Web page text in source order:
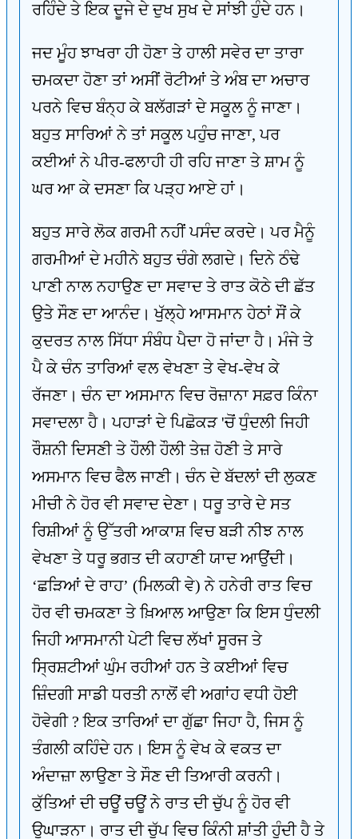
ਰਹਿੰਦੇ ਤੇ ਇਕ ਦੂਜੇ ਦੇ ਦੁਖ ਸੁਖ ਦੇ ਸਾਂਝੀ ਹੁੰਦੇ ਹਨ।
ਜਦ ਮੂੰਹ ਝਾਖਰਾ ਹੀ ਹੋਣਾ ਤੇ ਹਾਲੀ ਸਵੇਰ ਦਾ ਤਾਰਾ
ਚਮਕਦਾ ਹੋਣਾ ਤਾਂ ਅਸੀਂ ਰੋਟੀਆਂ ਤੇ ਅੰਬ ਦਾ ਅਚਾਰ
ਪਰਨੇ ਵਿਚ ਬੰਨ੍ਹ ਕੇ ਬਲੱਗੜਾਂ ਦੇ ਸਕੂਲ ਨੂੰ ਜਾਣਾ।
ਬਹੁਤ ਸਾਰਿਆਂ ਨੇ ਤਾਂ ਸਕੂਲ ਪਹੁੰਚ ਜਾਣਾ, ਪਰ
ਕਈਆਂ ਨੇ ਪੀਰ-ਫਲਾਹੀ ਹੀ ਰਹਿ ਜਾਣਾ ਤੇ ਸ਼ਾਮ ਨੂੰ
ਘਰ ਆ ਕੇ ਦਸਣਾ ਕਿ ਪੜ੍ਹ ਆਏ ਹਾਂ।
ਬਹੁਤ ਸਾਰੇ ਲੋਕ ਗਰਮੀ ਨਹੀਂ ਪਸੰਦ ਕਰਦੇ। ਪਰ ਮੈਨੂੰ
ਗਰਮੀਆਂ ਦੇ ਮਹੀਨੇ ਬਹੁਤ ਚੰਗੇ ਲਗਦੇ। ਦਿਨੇ ਠੰਢੇ
ਪਾਣੀ ਨਾਲ ਨਹਾਉਣ ਦਾ ਸਵਾਦ ਤੇ ਰਾਤ ਕੋਠੇ ਦੀ ਛੱਤ
ਉਤੇ ਸੌਣ ਦਾ ਆਨੰਦ। ਖੁੱਲ੍ਹੇ ਆਸਮਾਨ ਹੇਠਾਂ ਸੌਂ ਕੇ
ਕੁਦਰਤ ਨਾਲ ਸਿੱਧਾ ਸੰਬੰਧ ਪੈਦਾ ਹੋ ਜਾਂਦਾ ਹੈ। ਮੰਜੇ ਤੇ
ਪੈ ਕੇ ਚੰਨ ਤਾਰਿਆਂ ਵਲ ਵੇਖਣਾ ਤੇ ਵੇਖ-ਵੇਖ ਕੇ
ਰੱਜਣਾ। ਚੰਨ ਦਾ ਅਸਮਾਨ ਵਿਚ ਰੋਜ਼ਾਨਾ ਸਫ਼ਰ ਕਿੰਨਾ
ਸਵਾਦਲਾ ਹੈ। ਪਹਾੜਾਂ ਦੇ ਪਿਛੋਕੜ 'ਚੋਂ ਧੁੰਦਲੀ ਜਿਹੀ
ਰੌਸ਼ਨੀ ਦਿਸਣੀ ਤੇ ਹੌਲੀ ਹੌਲੀ ਤੇਜ਼ ਹੋਣੀ ਤੇ ਸਾਰੇ
ਅਸਮਾਨ ਵਿਚ ਫੈਲ ਜਾਣੀ। ਚੰਨ ਦੇ ਬੱਦਲਾਂ ਦੀ ਲੁਕਣ
ਮੀਚੀ ਨੇ ਹੋਰ ਵੀ ਸਵਾਦ ਦੇਣਾ। ਧਰੂ ਤਾਰੇ ਦੇ ਸਤ
ਰਿਸ਼ੀਆਂ ਨੂੰ ਉੱਤਰੀ ਆਕਾਸ਼ ਵਿਚ ਬੜੀ ਨੀਝ ਨਾਲ
ਵੇਖਣਾ ਤੇ ਧਰੂ ਭਗਤ ਦੀ ਕਹਾਣੀ ਯਾਦ ਆਉਂਦੀ।
‘ਛੜਿਆਂ ਦੇ ਰਾਹ’ (ਮਿਲਕੀ ਵੇ) ਨੇ ਹਨੇਰੀ ਰਾਤ ਵਿਚ
ਹੋਰ ਵੀ ਚਮਕਣਾ ਤੇ ਖ਼ਿਆਲ ਆਉਣਾ ਕਿ ਇਸ ਧੁੰਦਲੀ
ਜਿਹੀ ਆਸਮਾਨੀ ਪੇਟੀ ਵਿਚ ਲੱਖਾਂ ਸੂਰਜ ਤੇ
ਸ੍ਰਿਸ਼ਟੀਆਂ ਘੁੰਮ ਰਹੀਆਂ ਹਨ ਤੇ ਕਈਆਂ ਵਿਚ
ਜ਼ਿੰਦਗੀ ਸਾਡੀ ਧਰਤੀ ਨਾਲੋਂ ਵੀ ਅਗਾਂਹ ਵਧੀ ਹੋਈ
ਹੋਵੇਗੀ ? ਇਕ ਤਾਰਿਆਂ ਦਾ ਗੁੱਛਾ ਜਿਹਾ ਹੈ, ਜਿਸ ਨੂੰ
ਤੰਗਲੀ ਕਹਿੰਦੇ ਹਨ। ਇਸ ਨੂੰ ਵੇਖ ਕੇ ਵਕਤ ਦਾ
ਅੰਦਾਜ਼ਾ ਲਾਉਣਾ ਤੇ ਸੌਣ ਦੀ ਤਿਆਰੀ ਕਰਨੀ।
ਕੁੱਤਿਆਂ ਦੀ ਚਊਂ ਚਊਂ ਨੇ ਰਾਤ ਦੀ ਚੁੱਪ ਨੂੰ ਹੋਰ ਵੀ
ਉਘਾੜਨਾ। ਰਾਤ ਦੀ ਚੁੱਪ ਵਿਚ ਕਿੰਨੀ ਸ਼ਾਂਤੀ ਹੁੰਦੀ ਹੈ ਤੇ